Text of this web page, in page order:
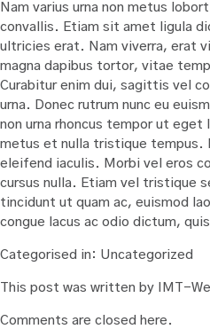
Nam varius urna non metus
convallis. Etiam sit amet ligula
ultricies erat. Nam viverra, erat
magna dapibus tortor, vitae
Curabitur enim dui, sagittis vel
urna. Donec rutrum nunc eu
non urna rhoncus tempor ut eget
metus et nulla tristique tempus.
eleifend iaculis. Morbi vel eros
cursus nulla. Etiam vel tristique
tincidunt ut quam ac, euismod
congue lacus ac odio dictum,
Categorised in: Uncategorized
This post was written by IMT-
Comments are closed here.